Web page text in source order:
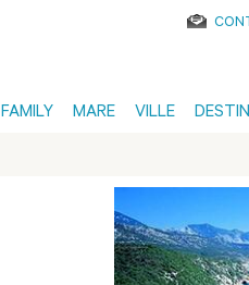
FAMILY MARE VILLE